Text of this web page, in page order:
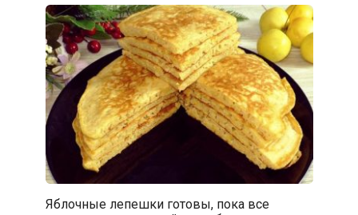
Яблочные лепешки готовы, пока все